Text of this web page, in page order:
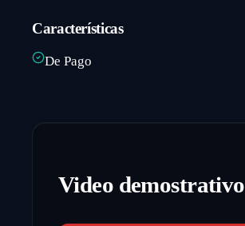
Características
De Pago
Video demostrativo